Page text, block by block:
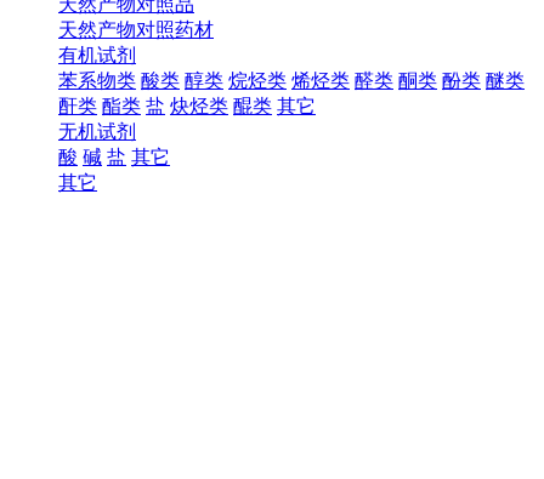
天然产物对照药材
有机试剂
苯系物类 酸类 醇类 烷烃类 烯烃类 醛类 酮类 酚类 醚类
酐类 酯类 盐 炔烃类 醌类 其它
无机试剂
酸 碱 盐 其它
其它